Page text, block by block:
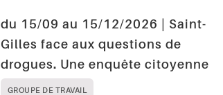
du 15/09 au 15/12/2026 | Saint-
Gilles face aux questions de
drogues. Une enquête citoyenne
GROUPE DE TRAVAIL